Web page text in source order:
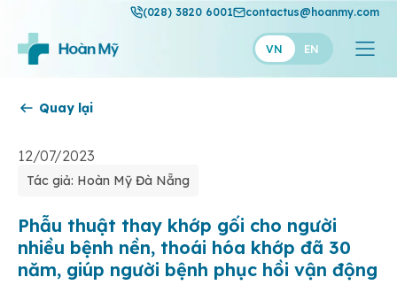
(028) 3820 6001 contactus@hoanmy.com
VN EN
Hạnh Phúc
Thuận Mỹ
Quay lại
12/07/2023
Tác giả: Hoàn Mỹ Đà Nẵng
Phẫu thuật thay khớp gối cho người
nhiều bệnh nền, thoái hóa khớp đã 30
năm, giúp người bệnh phục hồi vận động